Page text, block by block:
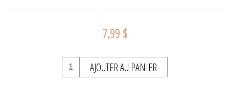
7,99 $
AJOUTER AU PANIER